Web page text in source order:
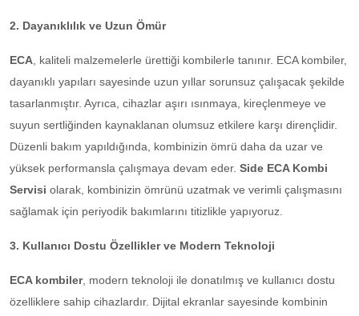
2. Dayanıklılık ve Uzun Ömür
ECA, kaliteli malzemelerle ürettiği kombilerle tanınır. ECA kombiler,
dayanıklı yapıları sayesinde uzun yıllar sorunsuz çalışacak şekilde
tasarlanmıştır. Ayrıca, cihazlar aşırı ısınmaya, kireçlenmeye ve
suyun sertliğinden kaynaklanan olumsuz etkilere karşı dirençlidir.
Düzenli bakım yapıldığında, kombinizin ömrü daha da uzar ve
yüksek performansla çalışmaya devam eder. Side ECA Kombi
Servisi olarak, kombinizin ömrünü uzatmak ve verimli çalışmasını
sağlamak için periyodik bakımlarını titizlikle yapıyoruz.
3. Kullanıcı Dostu Özellikler ve Modern Teknoloji
ECA kombiler, modern teknoloji ile donatılmış ve kullanıcı dostu
özelliklere sahip cihazlardır. Dijital ekranlar sayesinde kombinin